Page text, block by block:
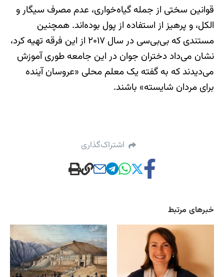
قوانین سختی از جمله گیاه‌خواری، عدم مصرف سیگار و
الکل، و پرهیز از استفاده از پول بوده‌اند. همچنین
مستندی که بی‌بی‌سی در سال ۲۰۱۷ از این فرقه تهیه کرد،
نشان می‌داد دختران جوان در این جامعه طوری آموزش
می‌دیدند که به گفته یک معلم محلی «عروسان آینده
برای مردان شایسته» باشند.
اشتراک‌گذاری
خبرهای مرتبط